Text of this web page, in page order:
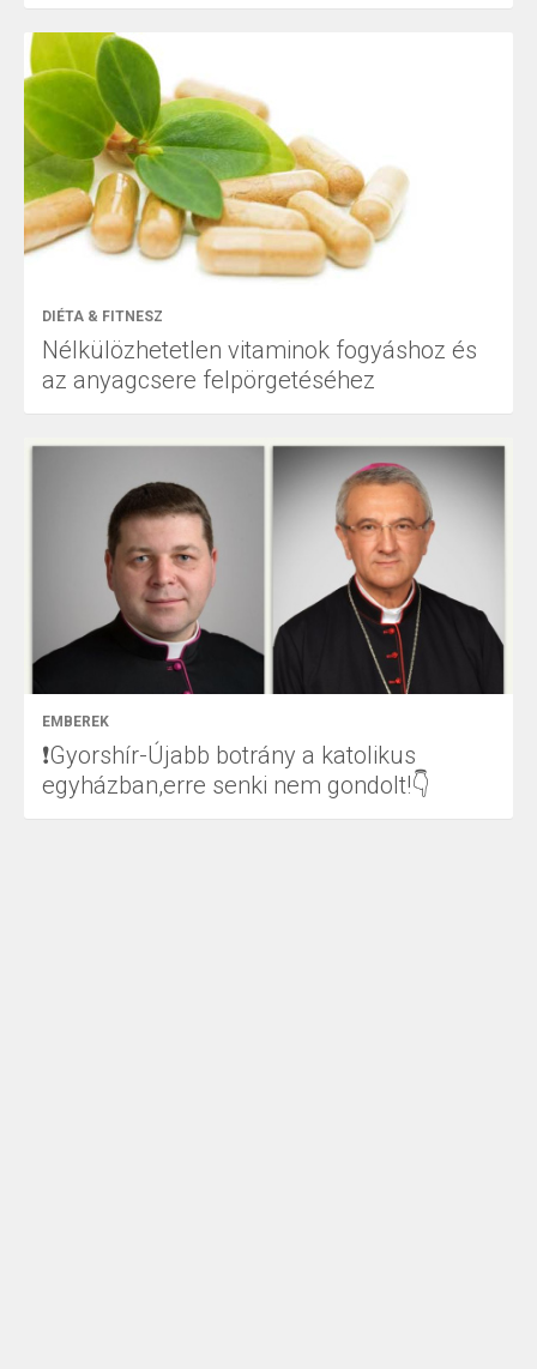
DIÉTA & FITNESZ
Nélkülözhetetlen vitaminok fogyáshoz és
az anyagcsere felpörgetéséhez
EMBEREK
❗Gyorshír-Újabb botrány a katolikus
egyházban,erre senki nem gondolt!👇